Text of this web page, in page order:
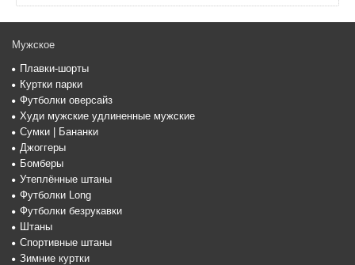
Мужское
Плавки-шорты
Куртки парки
Футболки оверсайз
Худи мужские удлиненные мужские
Сумки | Бананки
Джоггеры
Бомберы
Утеплённые штаны
Футболки Long
Футболки безрукавки
Штаны
Спортивные штаны
Зимние куртки